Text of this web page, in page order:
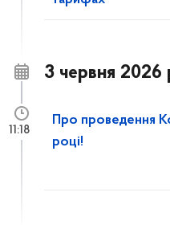
3 червня 2026
Про проведення
році!
11:18